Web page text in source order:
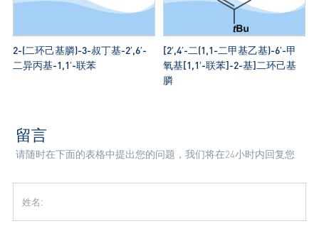
2-(二环己基膦)-3-叔丁基-2′,6′-
二异丙基-1,1′-联苯
[2′,4′-二(1,1-二甲基乙基)-6′-甲
氧基[1,1′-联苯]-2-基]二环己基
膦
留言
请随时在下面的表格中提出您的问题，我们将在24小时内回复您